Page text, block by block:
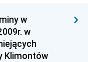
w
w
Klimontów